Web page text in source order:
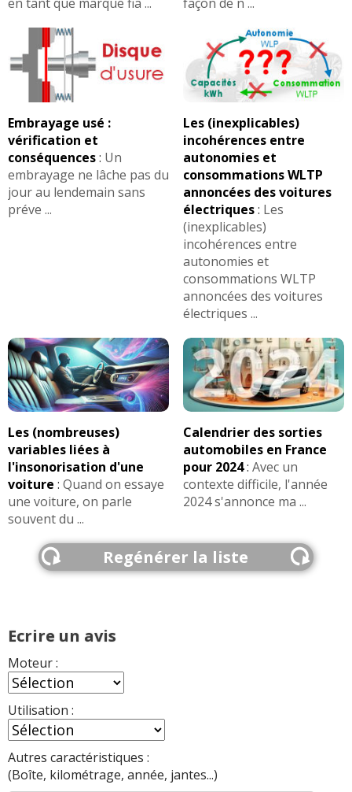
Embrayage usé :
vérification et
conséquences: Un
embrayage ne lâche pas du
jour au lendemain sans
préve ...
Les (inexplicables)
incohérences entre
autonomies et
consommations WLTP
annoncées des voitures
électriques: Les
(inexplicables)
incohérences entre
autonomies et
consommations WLTP
annoncées des voitures
électriques ...
Les (nombreuses)
variables liées à
l'insonorisation d'une
voiture : Quand on essaye
une voiture, on parle
souvent du ...
Calendrier des sorties
automobiles en France
pour 2024: Avec un
contexte difficile, l'année
2024 s'annonce ma ...
Regénérer la liste
Ecrire un avis
Moteur :
Utilisation :
Autres caractéristiques :
(Boîte, kilométrage, année, jantes...)